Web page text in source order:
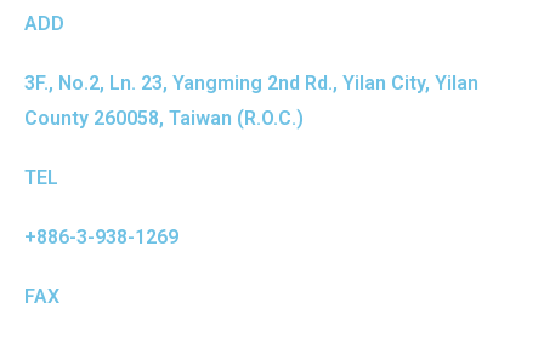
ADD
3F., No.2, Ln. 23, Yangming 2nd Rd., Yilan City, Yilan
County 260058, Taiwan (R.O.C.)
TEL
+886-3-938-1269
FAX